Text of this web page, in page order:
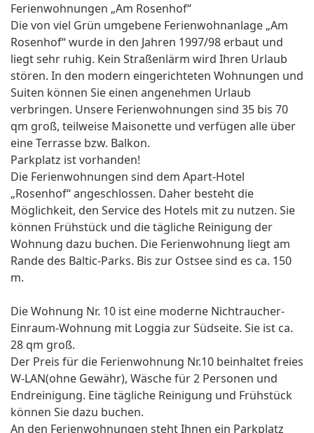
Ferienwohnungen „Am Rosenhof“
Die von viel Grün umgebene Ferienwohnanlage „Am
Rosenhof“ wurde in den Jahren 1997/98 erbaut und
liegt sehr ruhig. Kein Straßenlärm wird Ihren Urlaub
stören. In den modern eingerichteten Wohnungen und
Suiten können Sie einen angenehmen Urlaub
verbringen. Unsere Ferienwohnungen sind 35 bis 70
qm groß, teilweise Maisonette und verfügen alle über
eine Terrasse bzw. Balkon.
Parkplatz ist vorhanden!
Die Ferienwohnungen sind dem Apart-Hotel
„Rosenhof“ angeschlossen. Daher besteht die
Möglichkeit, den Service des Hotels mit zu nutzen. Sie
können Frühstück und die tägliche Reinigung der
Wohnung dazu buchen. Die Ferienwohnung liegt am
Rande des Baltic-Parks. Bis zur Ostsee sind es ca. 150
m.
Die Wohnung Nr. 10 ist eine moderne Nichtraucher-
Einraum-Wohnung mit Loggia zur Südseite. Sie ist ca.
28 qm groß.
Der Preis für die Ferienwohnung Nr.10 beinhaltet freies
W-LAN(ohne Gewähr), Wäsche für 2 Personen und
Endreinigung. Eine tägliche Reinigung und Frühstück
können Sie dazu buchen.
An den Ferienwohnungen steht Ihnen ein Parkplatz